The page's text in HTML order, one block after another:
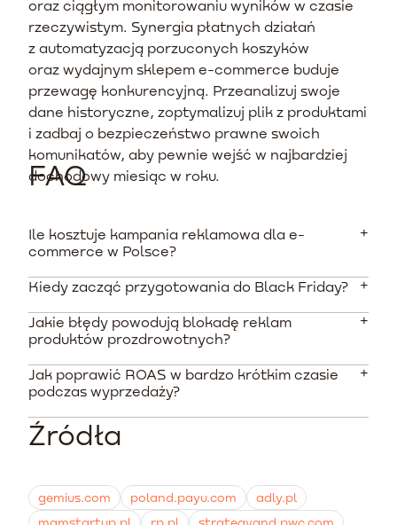
oraz ciągłym monitorowaniu wyników w czasie
rzeczywistym. Synergia płatnych działań
z automatyzacją porzuconych koszyków
oraz wydajnym sklepem e-commerce buduje
przewagę konkurencyjną. Przeanalizuj swoje
dane historyczne, zoptymalizuj plik z produktami
i zadbaj o bezpieczeństwo prawne swoich
komunikatów, aby pewnie wejść w najbardziej
dochodowy miesiąc w roku.
FAQ
Ile kosztuje kampania reklamowa dla e-
commerce w Polsce?
Koszty kliknięcia (CPC) w sieci wyszukiwania dla branży
zdrowotnej wahają się od 0,20 PLN do nawet 4 PLN dla
konkurencyjnych fraz. Optymalny, bezpieczny budżet
500-2000 PLN, natomiast firmy o zasięgu
ogólnopolskim inwestują zazwyczaj od 2000 do 10000
Kiedy zacząć przygotowania do Black Friday?
Przygotowania należy rozpocząć na 3-4 miesiące
odpowiedni moment na audyt prawny komunikatów,
testowanie ścieżek zakupowych oraz budowanie list
Jakie błędy powodują blokadę reklam
produktów prozdrowotnych?
Najpoważniejszym błędem jest sugerowanie
takich jak leczy lub zapobiega chorobom. Niezbędne
jest również wyraźne oznaczenie produktu jako
Jak poprawić ROAS w bardzo krótkim czasie
podczas wyprzedaży?
Należy skupić wydatki na kampaniach o najwyższej
jest szybkie relokowanie budżetu w ciągu dnia do grup
reklam przynoszących najtańsze konwersje i
Źródła
gemius.com poland.payu.com
adly.pl